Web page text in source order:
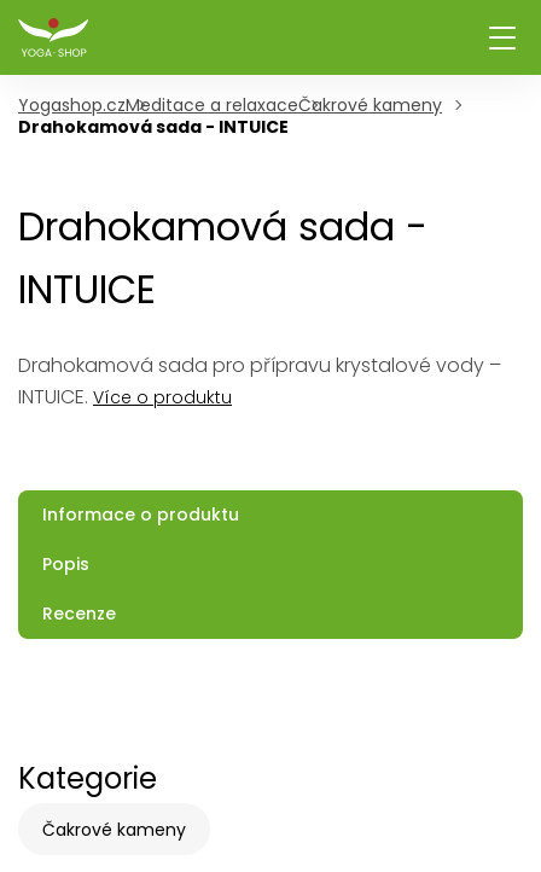
Yogashop.czMeditace a relaxaceČakrové kameny
Drahokamová sada - INTUICE
Drahokamová sada -
INTUICE
Drahokamová sada pro přípravu krystalové vody –
INTUICE. Více o produktu
Informace o produktu
Popis
Recenze
Kategorie
Čakrové kameny